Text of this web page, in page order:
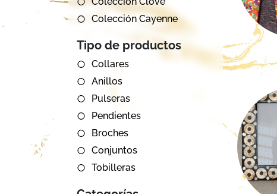
Colección Cayenne
Tipo de productos
Collares
Anillos
Pulseras
Pendientes
Broches
Conjuntos
Tobilleras